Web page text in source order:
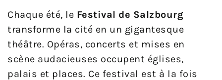
Chaque été, le Festival de Salzbourg
transforme la cité en un gigantesque
théâtre. Opéras, concerts et mises en
scène audacieuses occupent églises,
palais et places. Ce festival est à la fois